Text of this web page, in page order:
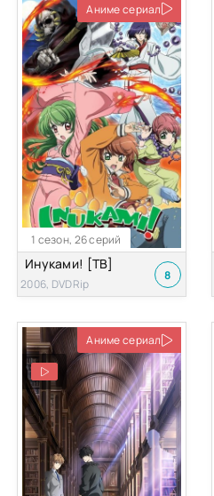
Аниме сериал
1 сезон, 26 серий
Инуками! [ТВ]
2006, DVDRip
8
Аниме сериал